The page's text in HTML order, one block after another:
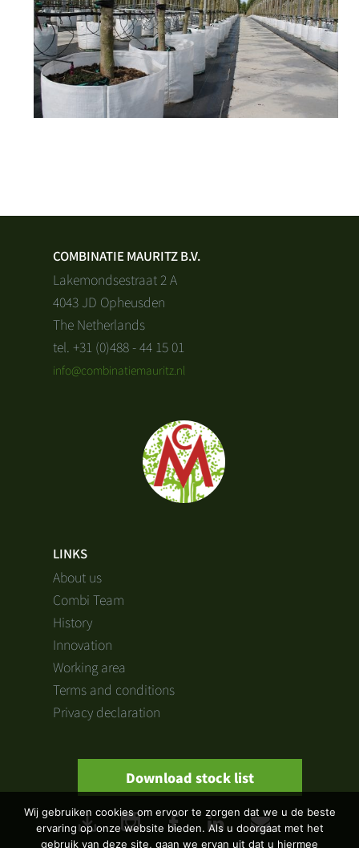
COMBINATIE MAURITZ B.V.
Lakemondsestraat 2 A
4043 JD Opheusden
The Netherlands
tel. +31 (0)488 - 44 15 01
info@combinatiemauritz.nl
LINKS
About us
Combi Team
History
Innovation
Working area
Terms and conditions
Privacy declaration
Download stock list
Wij gebruiken cookies om ervoor te zorgen dat we u de beste
ervaring op onze website bieden. Als u doorgaat met het
gebruik van deze site, gaan we ervan uit dat u hiermee